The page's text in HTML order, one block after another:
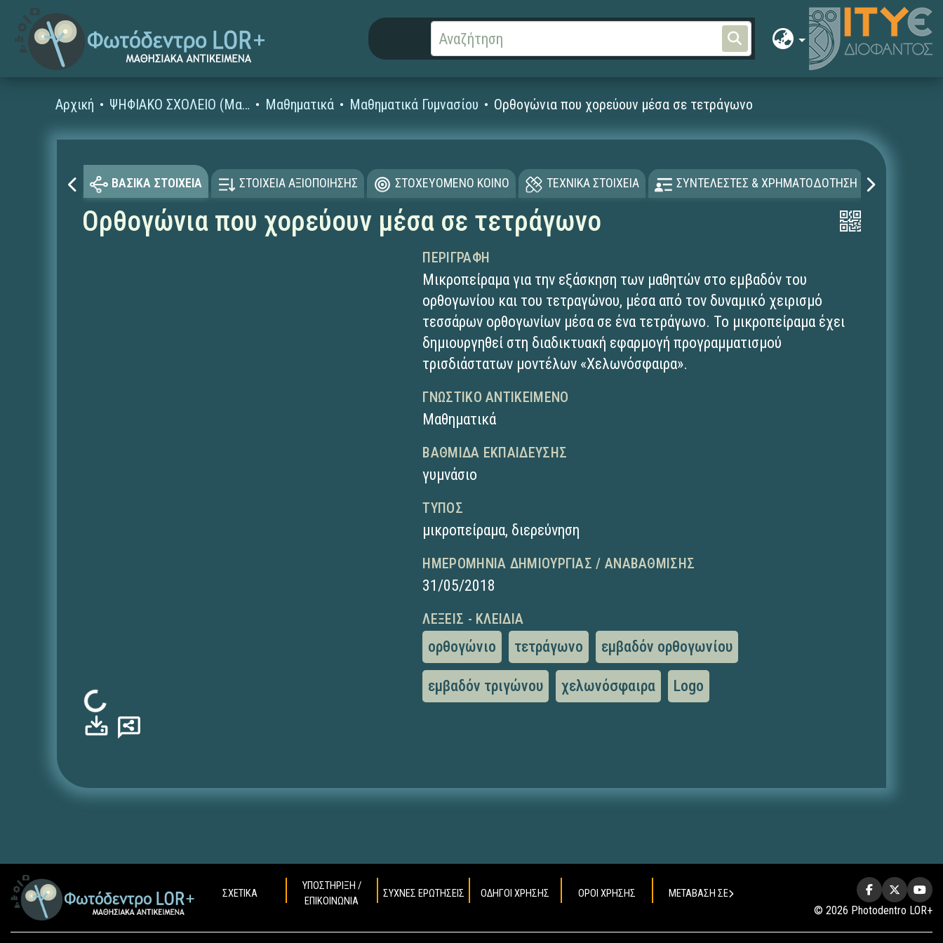
Αρχική ΨΗΦΙΑΚΟ ΣΧΟΛΕΙΟ (Μαθησιακά Αντικείμενα) Μαθηματικά Μαθηματικά Γυμνασίου Ορθογώνια που χορεύουν μέσα σε τετράγωνο
ΒΑΣΙΚΑ ΣΤΟΙΧΕΙΑ ΣΤΟΙΧΕΙΑ ΑΞΙΟΠΟΙΗΣΗΣ ΣΤΟΧΕΥΟΜΕΝΟ ΚΟΙΝΟ ΤΕΧΝΙΚΑ ΣΤΟΙΧΕΙΑ ΣΥΝΤΕΛΕΣΤΕΣ & ΧΡΗΜΑΤΟΔΟΤΗΣΗ
Ορθογώνια που χορεύουν μέσα σε τετράγωνο
Φόρτωση...
ΠΕΡΙΓΡΑΦΉ
Μικροπείραμα για την εξάσκηση των μαθητών στο εμβαδόν του
ορθογωνίου και του τετραγώνου, μέσα από τον δυναμικό χειρισμό
τεσσάρων ορθογωνίων μέσα σε ένα τετράγωνο. Το μικροπείραμα έχει
δημιουργηθεί στη διαδικτυακή εφαρμογή προγραμματισμού
τρισδιάστατων μοντέλων «Χελωνόσφαιρα».
ΓΝΩΣΤΙΚΌ ΑΝΤΙΚΕΊΜΕΝΟ
Μαθηματικά
ΒΑΘΜΊΔΑ ΕΚΠΑΊΔΕΥΣΗΣ
γυμνάσιο
ΤΎΠΟΣ
μικροπείραμα, διερεύνηση
ΗΜΕΡΟΜΗΝΊΑ ΔΗΜΙΟΥΡΓΊΑΣ / ΑΝΑΒΆΘΜΙΣΗΣ
31/05/2018
ΛΈΞΕΙΣ - ΚΛΕΙΔΙΆ
ορθογώνιο τετράγωνο εμβαδόν ορθογωνίου
εμβαδόν τριγώνου χελωνόσφαιρα Logo
ΣΧΕΤΙΚΑ
ΥΠΟΣΤΗΡΙΞΗ /
ΕΠΙΚΟΙΝΩΝΙΑ
ΣΥΧΝΕΣ ΕΡΩΤΗΣΕΙΣ ΟΔΗΓΟΙ ΧΡΗΣΗΣ ΟΡΟΙ ΧΡΗΣΗΣ ΜΕΤΑΒΑΣΗ ΣΕ
© 2026 Photodentro LOR+